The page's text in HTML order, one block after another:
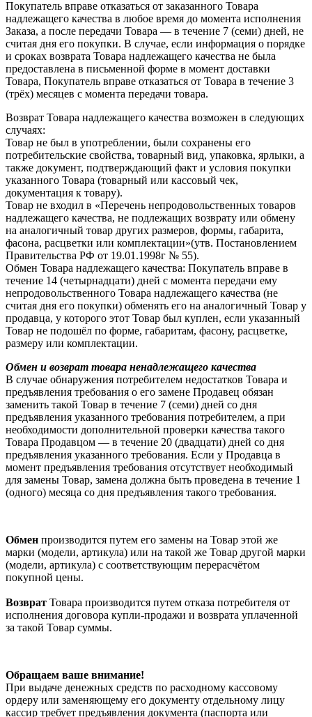
Покупатель вправе отказаться от заказанного Товара
надлежащего качества в любое время до момента исполнения
Заказа, а после передачи Товара — в течение 7 (семи) дней, не
считая дня его покупки. В случае, если информация о порядке
и сроках возврата Товара надлежащего качества не была
предоставлена в письменной форме в момент доставки
Товара, Покупатель вправе отказаться от Товара в течение 3
(трёх) месяцев с момента передачи товара.
Возврат Товара надлежащего качества возможен в следующих
случаях:
Товар не был в употреблении, были сохранены его
потребительские свойства, товарный вид, упаковка, ярлыки, а
также документ, подтверждающий факт и условия покупки
указанного Товара (товарный или кассовый чек,
документация к товару).
Товар не входил в «Перечень непродовольственных товаров
надлежащего качества, не подлежащих возврату или обмену
на аналогичный товар других размеров, формы, габарита,
фасона, расцветки или комплектации»(утв. Постановлением
Правительства РФ от 19.01.1998г № 55).
Обмен Товара надлежащего качества: Покупатель вправе в
течение 14 (четырнадцати) дней с момента передачи ему
непродовольственного Товара надлежащего качества (не
считая дня его покупки) обменять его на аналогичный Товар у
продавца, у которого этот Товар был куплен, если указанный
Товар не подошёл по форме, габаритам, фасону, расцветке,
размеру или комплектации.
Обмен и возврат товара ненадлежащего качества
В случае обнаружения потребителем недостатков Товара и
предъявления требования о его замене Продавец обязан
заменить такой Товар в течение 7 (семи) дней со дня
предъявления указанного требования потребителем, а при
необходимости дополнительной проверки качества такого
Товара Продавцом — в течение 20 (двадцати) дней со дня
предъявления указанного требования. Если у Продавца в
момент предъявления требования отсутствует необходимый
для замены Товар, замена должна быть проведена в течение 1
(одного) месяца со дня предъявления такого требования.
Обмен производится путем его замены на Товар этой же
марки (модели, артикула) или на такой же Товар другой марки
(модели, артикула) с соответствующим перерасчётом
покупной цены.
Возврат Товара производится путем отказа потребителя от
исполнения договора купли-продажи и возврата уплаченной
за такой Товар суммы.
Обращаем ваше внимание!
При выдаче денежных средств по расходному кассовому
ордеру или заменяющему его документу отдельному лицу
кассир требует предъявления документа (паспорта или